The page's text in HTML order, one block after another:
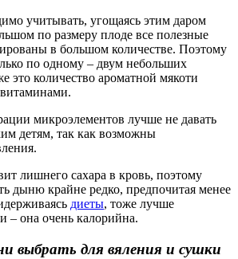
учитывать, угощаясь этим даром
по размеру плоде все полезные
в большом количестве. Поэтому
по одному – двум небольших
это количество ароматной мякоти
микроэлементов лучше не давать
детям, так как возможны
лишнего сахара в кровь, поэтому
дыню крайне редко, предпочитая менее
диеты, тоже лучше
– она очень калорийна.
выбрать для вяления и сушки